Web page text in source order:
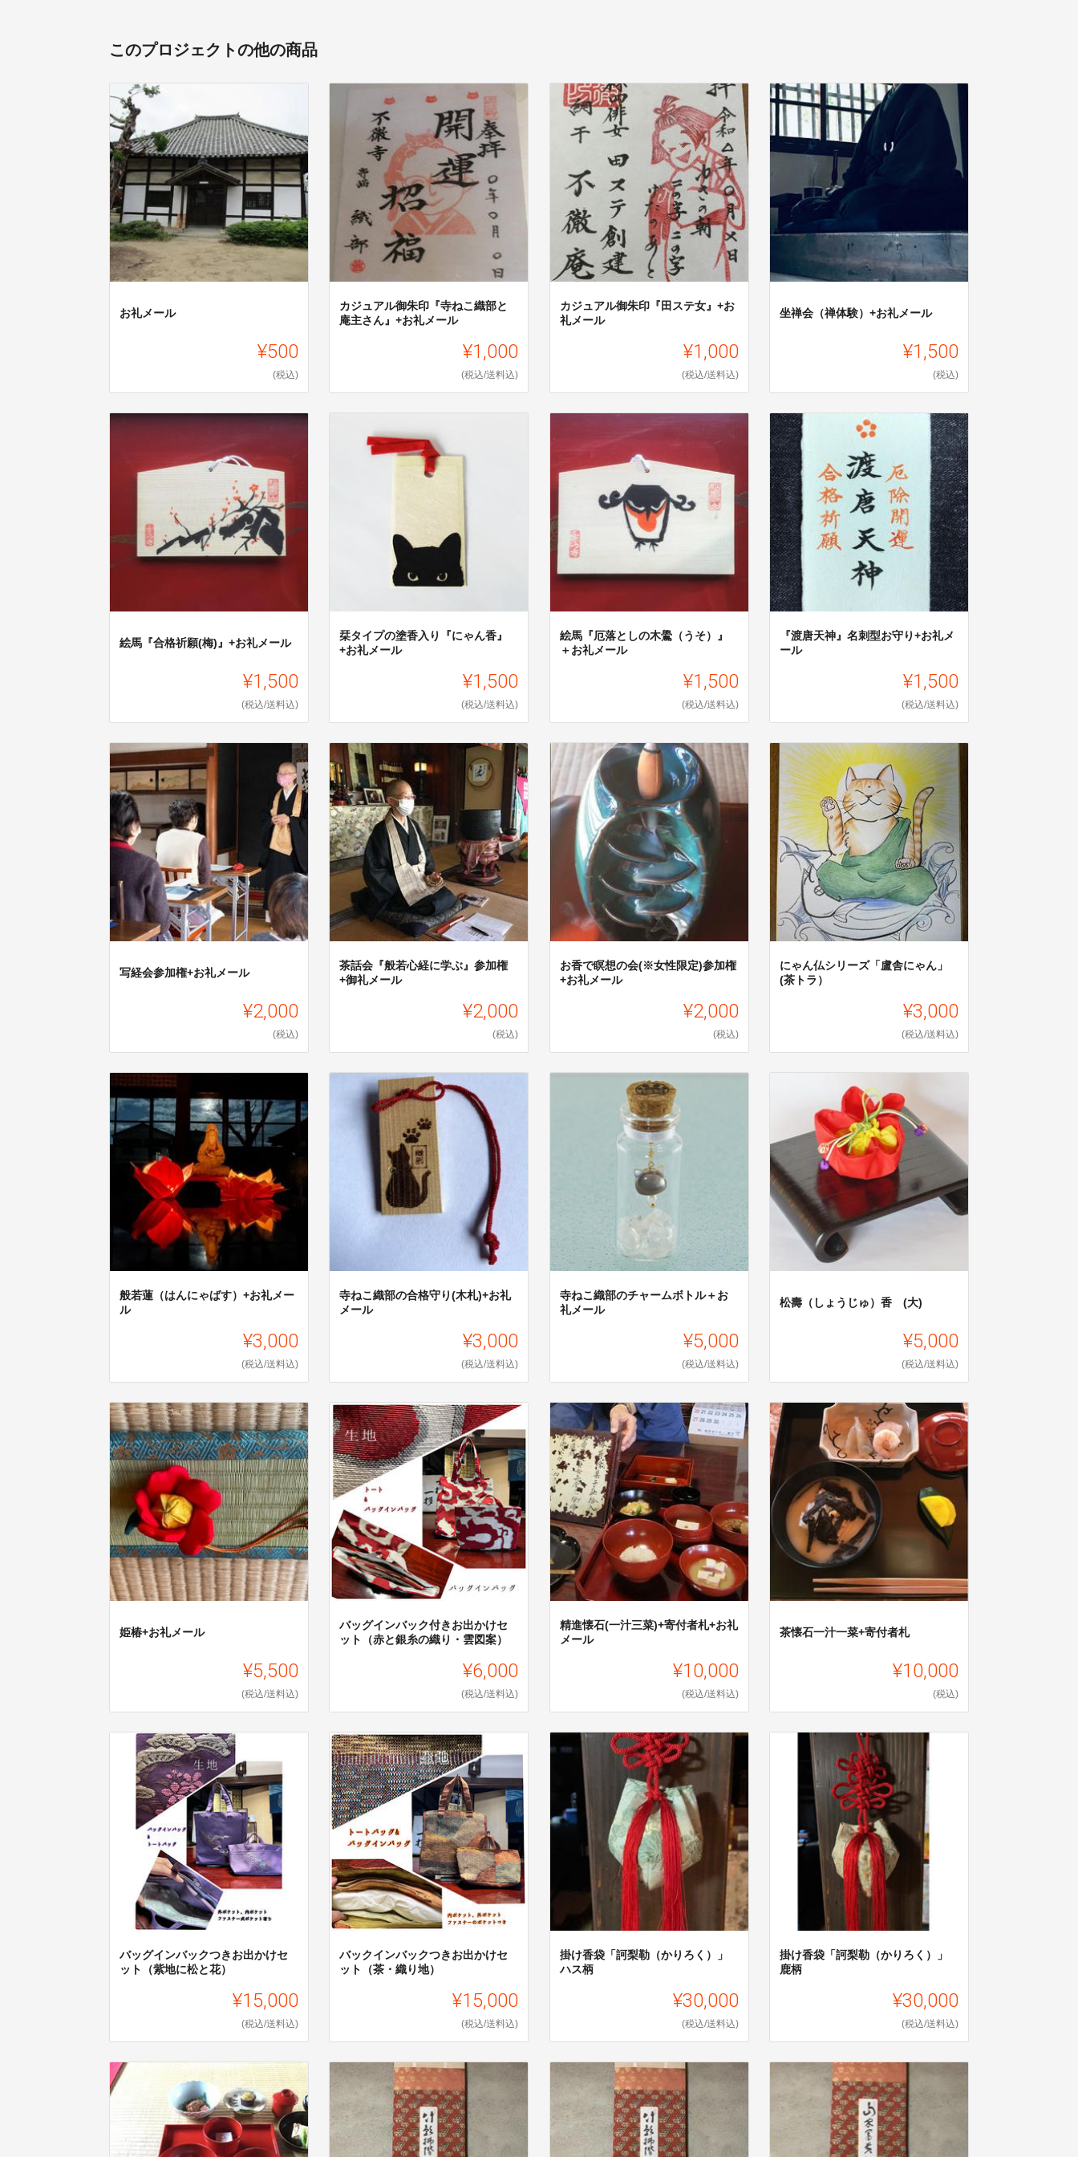
このプロジェクトの他の商品
お礼メール
¥500
(税込)
カジュアル御朱印『寺ねこ織部と
庵主さん』+お礼メール
¥1,000
(税込/送料込)
カジュアル御朱印『田ステ女』+お
礼メール
¥1,000
(税込/送料込)
坐禅会（禅体験）+お礼メール
¥1,500
(税込)
絵馬『合格祈願(梅)』+お礼メール
¥1,500
(税込/送料込)
栞タイプの塗香入り『にゃん香』
+お礼メール
¥1,500
(税込/送料込)
絵馬『厄落としの木鷽（うそ）』
＋お礼メール
¥1,500
(税込/送料込)
『渡唐天神』名刺型お守り+お礼メ
ール
¥1,500
(税込/送料込)
写経会参加権+お礼メール
¥2,000
(税込)
茶話会『般若心経に学ぶ』参加権
+御礼メール
¥2,000
(税込)
お香で瞑想の会(※女性限定)参加権
+お礼メール
¥2,000
(税込)
にゃん仏シリーズ「盧舎にゃん」
(茶トラ）
¥3,000
(税込/送料込)
般若蓮（はんにゃばす）+お礼メー
ル
¥3,000
(税込/送料込)
寺ねこ織部の合格守り(木札)+お礼
メール
¥3,000
(税込/送料込)
寺ねこ織部のチャームボトル＋お
礼メール
¥5,000
(税込/送料込)
松壽（しょうじゅ）香 (大)
¥5,000
(税込/送料込)
姫椿+お礼メール
¥5,500
(税込/送料込)
バッグインバック付きお出かけセ
ット（赤と銀糸の織り・雲図案）
¥6,000
(税込/送料込)
精進懐石(一汁三菜)+寄付者札+お礼
メール
¥10,000
(税込/送料込)
茶懐石一汁一菜+寄付者札
¥10,000
(税込)
バッグインバックつきお出かけセ
ット（紫地に松と花）
¥15,000
(税込/送料込)
バックインバックつきお出かけセ
ット（茶・織り地）
¥15,000
(税込/送料込)
掛け香袋「訶梨勒（かりろく）」
ハス柄
¥30,000
(税込/送料込)
掛け香袋「訶梨勒（かりろく）」
鹿柄
¥30,000
(税込/送料込)